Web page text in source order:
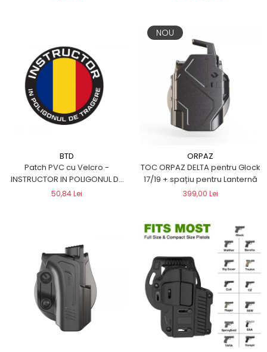
BTD
Patch PVC cu Velcro -
INSTRUCTOR IN POLIGONUL DE
TRAGERE
50,84 Lei
NOU
ORPAZ
TOC ORPAZ DELTA pentru Glock
17/19 + spațiu pentru Lanternă
399,00 Lei